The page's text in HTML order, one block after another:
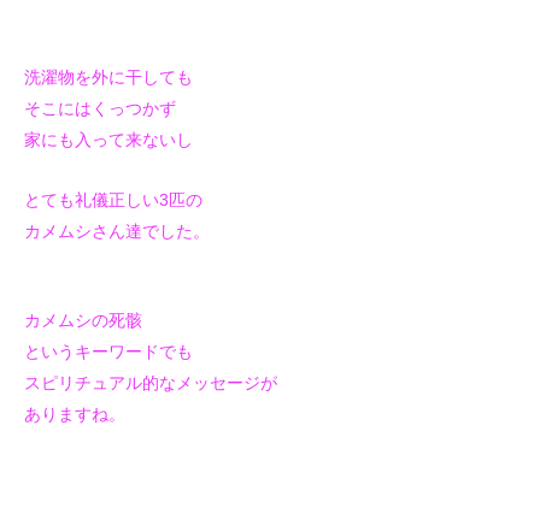
洗濯物を外に干しても
そこにはくっつかず
家にも入って来ないし
とても礼儀正しい3匹の
カメムシさん達でした。
カメムシの死骸
というキーワードでも
スピリチュアル的なメッセージが
ありますね。